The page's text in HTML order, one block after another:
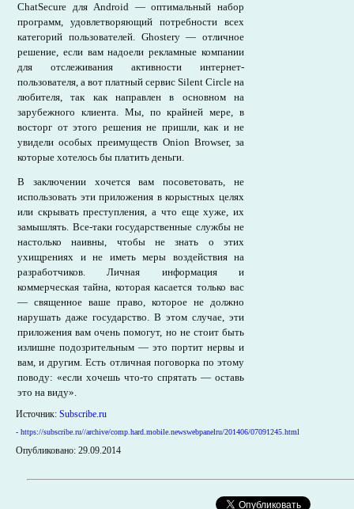
ChatSecure для Android — оптимальный набор
программ, удовлетворяющий потребности всех
категорий пользователей. Ghostery — отличное
решение, если вам надоели рекламные компании
для отслеживания активности интернет-
пользователя, а вот платный сервис Silent Circle на
любителя, так как направлен в основном на
зарубежного клиента. Мы, по крайней мере, в
восторг от этого решения не пришли, как и не
увидели особых преимуществ Onion Browser, за
которые хотелось бы платить деньги.
В заключении хочется вам посоветовать, не
использовать эти приложения в корыстных целях
или скрывать преступления, а что еще хуже, их
замышлять. Все-таки государственные службы не
настолько наивны, чтобы не знать о этих
ухищрениях и не иметь меры воздействия на
разработчиков. Личная информация и
коммерческая тайна, которая касается только вас
— священное ваше право, которое не должно
нарушать даже государство. В этом случае, эти
приложения вам очень помогут, но не стоит быть
излишне подозрительным — это портит нервы и
вам, и другим. Есть отличная поговорка по этому
поводу: «если хочешь что-то спрятать — оставь
это на виду».
Источник: Subscribe.ru
- https://subscribe.ru//archive/comp.hard.mobile.newswebpanelru/201406/07091245.html
Опубликовано: 29.09.2014